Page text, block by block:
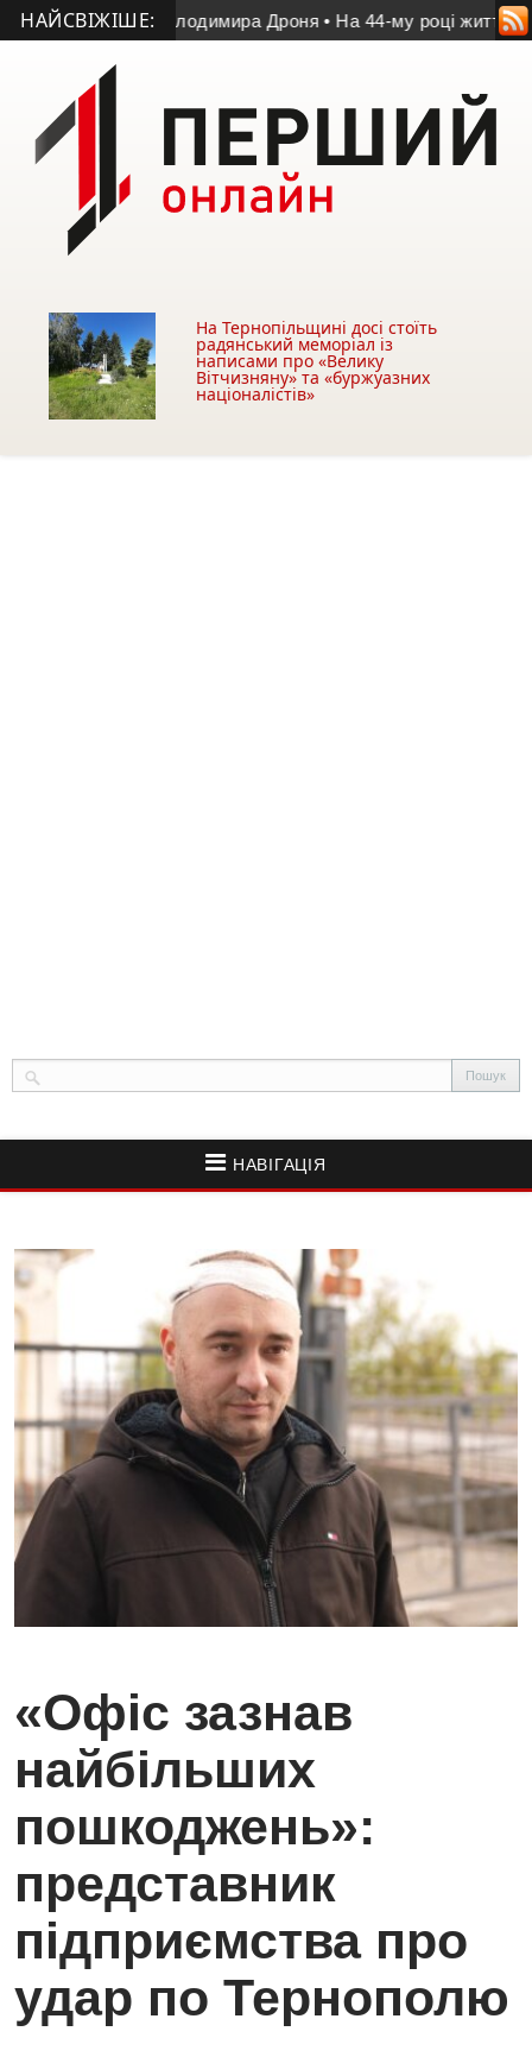
НАЙСВІЖІШЕ:
пам’яті Володимира Дроня • На 44-му році життя помер
На Тернопільщині досі стоїть
радянський меморіал із
написами про «Велику
Вітчизняну» та «буржуазних
націоналістів»
НАВІГАЦІЯ
«Офіс зазнав
найбільших
пошкоджень»:
представник
підприємства про
удар по Тернополю